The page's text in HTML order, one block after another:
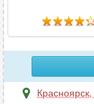
Сурдология
Терапия
Красноярск,